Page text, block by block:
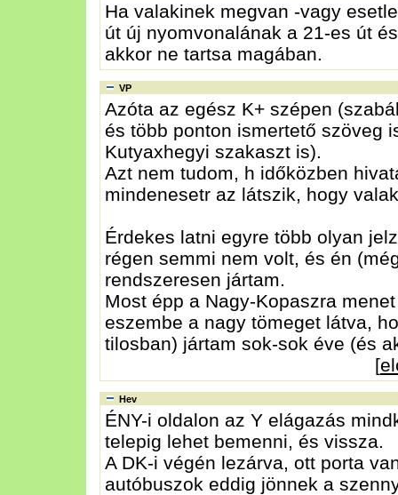
Ha valakinek megvan -vagy
út új nyomvonalának a 21-es út
akkor ne tartsa magában.
VP
Azóta az egész K+ szépen
és több ponton ismertető szöveg
Kutyaxhegyi szakaszt is).
Azt nem tudom, h időközben
mindenesetr az látszik, hogy
Érdekes latni egyre több olyan
régen semmi nem volt, és én
rendszeresen jártam.
Most épp a Nagy-Kopaszra
eszembe a nagy tömeget látva,
tilosban) jártam sok-sok éve (és
[
Hev
ÉNY-i oldalon az Y elágazás
telepig lehet bemenni, és vissza.
A DK-i végén lezárva, ott porta
autóbuszok eddig jönnek a